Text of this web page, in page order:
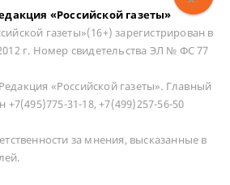
«Российской газеты»
газеты»(16+) зарегистрирован в
г. Номер свидетельства ЭЛ № ФС 77
«Российской газеты». Главный
31-18, +7(499)257-56-50
за мнения, высказанные в